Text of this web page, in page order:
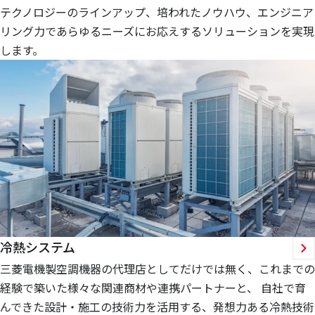
テクノロジーのラインアップ、培われたノウハウ、エンジニア
リング力であらゆるニーズにお応えするソリューションを実現
します。
冷熱システム
三菱電機製空調機器の代理店としてだけでは無く、これまでの
経験で築いた様々な関連商材や連携パートナーと、 自社で育
んできた設計・施工の技術力を活用する、発想力ある冷熱技術